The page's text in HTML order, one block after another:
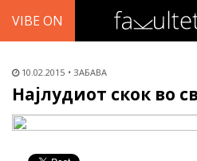
VIBE ON
10.02.2015 ЗАБАВА
Најлудиот скок во